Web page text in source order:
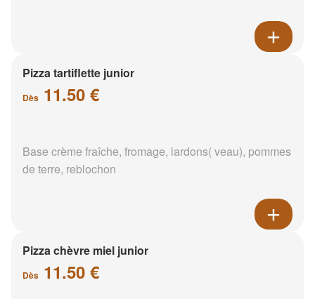
Pizza tartiflette junior
Dès 11.50 €
Base crème fraîche, fromage, lardons( veau), pommes
de terre, reblochon
Pizza chèvre miel junior
Dès 11.50 €